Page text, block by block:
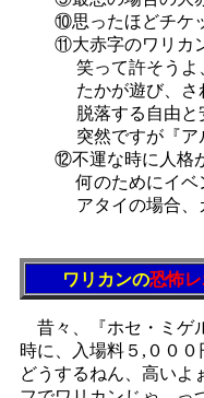
⑩思ったほどチケッ
⑪大赤字のワリカン
笑って許そうよ、
たかが遊び、され
脱落する自由と安
突然ですが『アル
⑫不運な時に人格が
何のためにイベン
アタイの場合、カ
ワリカンの恐怖
昔々、『ホセ・ミゲ
時に、入場料５,００
どうするねん、高いよ